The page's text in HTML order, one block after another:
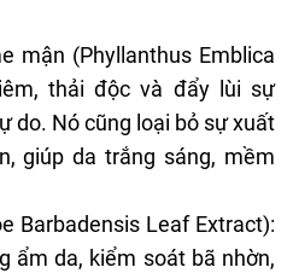
mận (Phyllanthus Emblica
thải độc và đẩy lùi sự
do. Nó cũng loại bỏ sự xuất
, giúp da trắng sáng, mềm
Barbadensis Leaf Extract):
ẩm da, kiểm soát bã nhờn,